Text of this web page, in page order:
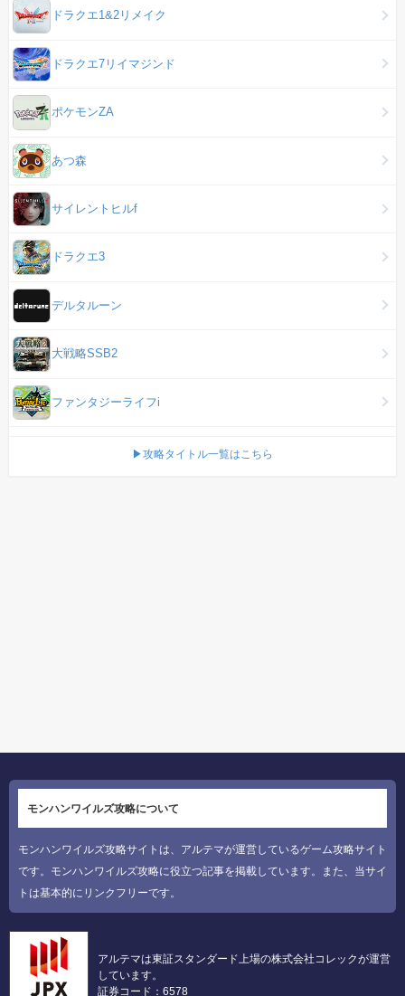
ドラクエ1&2リメイク
ドラクエ7リイマジンド
ポケモンZA
あつ森
サイレントヒルf
ドラクエ3
デルタルーン
大戦略SSB2
ファンタジーライフi
▶攻略タイトル一覧はこちら
モンハンワイルズ攻略について
モンハンワイルズ攻略サイトは、アルテマが運営しているゲーム攻略サイト
です。モンハンワイルズ攻略に役立つ記事を掲載しています。また、当サイ
トは基本的にリンクフリーです。
アルテマは東証スタンダード上場の株式会社コレックが運営
しています。
証券コード：6578